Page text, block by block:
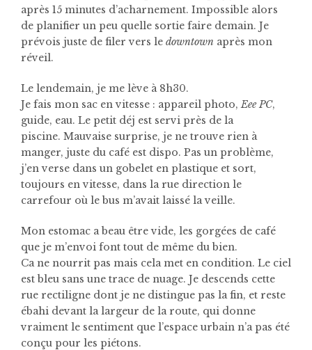
après 15 minutes d’acharnement. Impossible alors
de planifier un peu quelle sortie faire demain. Je
prévois juste de filer vers le downtown après mon
réveil.
Le lendemain, je me lève à 8h30.
Je fais mon sac en vitesse : appareil photo,Eee PC,
guide, eau. Le petit déj est servi près de la
piscine. Mauvaise surprise, je ne trouve rien à
manger, juste du café est dispo. Pas un problème,
j’en verse dans un gobelet en plastique et sort,
toujours en vitesse, dans la rue direction le
carrefour où le bus m’avait laissé la veille.
Mon estomac a beau être vide, les gorgées de café
que je m’envoi font tout de même du bien.
Ca ne nourrit pas mais cela met en condition. Le ciel
est bleu sans une trace de nuage. Je descends cette
rue rectiligne dont je ne distingue pas la fin, et reste
ébahi devant la largeur de la route, qui donne
vraiment le sentiment que l’espace urbain n’a pas été
conçu pour les piétons.